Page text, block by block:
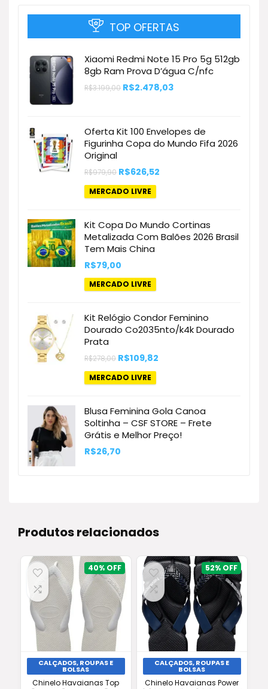
TOP OFERTAS
Xiaomi Redmi Note 15 Pro 5g 512gb
8gb Ram Prova D’água C/nfc
R$3.199,00 O
R$2.478,03O
Oferta Kit 100 Envelopes de
Figurinha Copa do Mundo Fifa 2026
Original
R$979,90 O
original
era:
R$626,52
MERCADO LIVRE
Kit Copa Do Mundo Cortinas
Metalizada Com Balões 2026 Brasil
Tem Mais China
R$79,00
MERCADO LIVRE
Kit Relógio Condor Feminino
Dourado Co2035nto/k4k Dourado
Prata
R$278,00 O
original
era:
R$109,82
MERCADO LIVRE
Blusa Feminina Gola Canoa
Soltinha – CSF STORE – Frete
Grátis e Melhor Preço!
R$26,70
Produtos relacionados
40%
CALÇADOS, ROUPAS E
BOLSAS
Chinelo Havaianas Top
52%
CALÇADOS, ROUPAS E
BOLSAS
Chinelo Havaianas Power